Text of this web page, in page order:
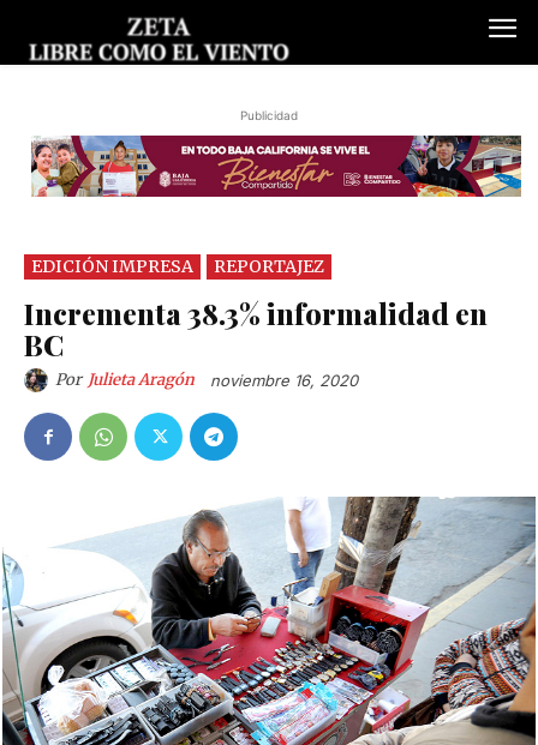
Publicidad
EDICIÓN IMPRESA REPORTAJEZ
Incrementa 38.3% informalidad en
BC
Por Julieta Aragón noviembre 16, 2020